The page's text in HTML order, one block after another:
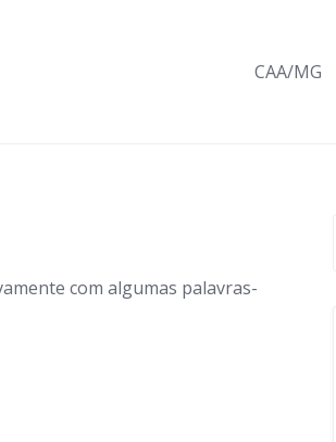
CAA/MG
com algumas palavras-